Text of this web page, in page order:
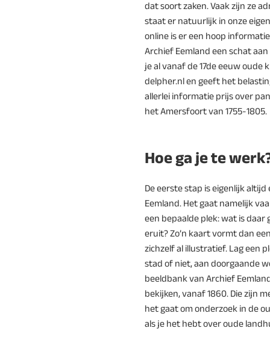
dat soort zaken. Vaak zijn ze
staat er natuurlijk in onze
online is er een hoop
Archief Eemland een schat
je al vanaf de 17de eeuw oude
delpher.nl en geeft het
allerlei informatie prijs over
het Amersfoort van 1755-1805.
Hoe ga je te
De eerste stap is eigenlijk
Eemland. Het gaat namelijk
een bepaalde plek: wat is daar
eruit? Zo’n kaart vormt dan
zichzelf al illustratief. Lag een
stad of niet, aan doorgaande
beeldbank van Archief
bekijken, vanaf 1860. Die zijn
het gaat om onderzoek in de
als je het hebt over oude